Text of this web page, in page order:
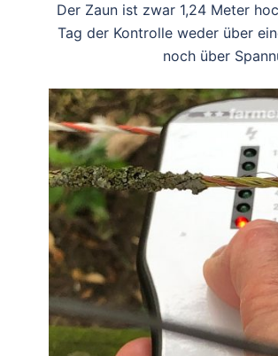
Der Zaun ist zwar 1,24 Meter
Tag der Kontrolle weder über
noch über